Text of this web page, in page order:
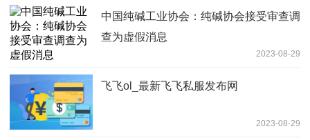
中国纯碱工业协会：纯碱协会接受审查调
查为虚假消息
2023-08-29
飞飞ol_最新飞飞私服发布网
2023-08-29